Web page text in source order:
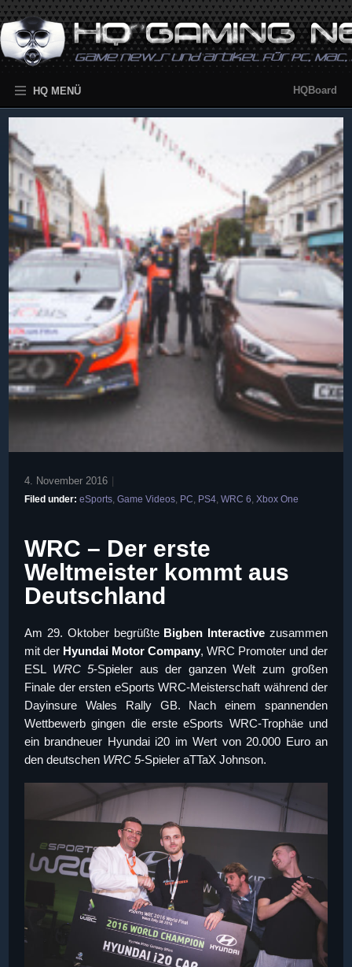
HQ MENÜ HQBoard
4. November 2016
Filed under: eSports, Game Videos, PC, PS4, WRC 6, Xbox One
WRC – Der erste
Weltmeister kommt aus
Deutschland
Am 29. Oktoberbegrüßte Bigben Interactive zusammen
mit der Hyundai Motor Company, WRC Promoter und der
ESL WRC 5-Spieler aus der ganzen Welt zum großen
Finale der ersten eSports WRC-Meisterschaft während der
Dayinsure Wales Rally GB. Nach einem spannenden
Wettbewerb gingen die erste eSports WRC-Trophäe und
ein brandneuer Hyundai i20 im Wert von 20.000 Euro an
den deutschen WRC 5-Spieler aTTaX Johnson.